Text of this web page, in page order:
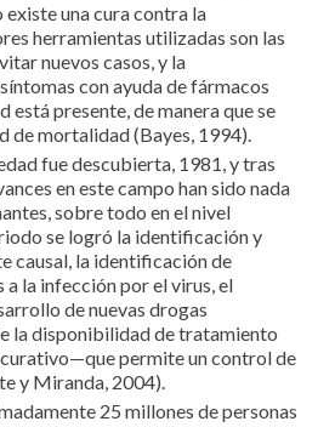
existe una cura contra la
herramientas utilizadas son las
nuevos casos, y la
con ayuda de fármacos
está presente, de manera que se
de mortalidad (Bayes, 1994).
fue descubierta, 1981, y tras
en este campo han sido nada
sobre todo en el nivel
se logró la identificación y
causal, la identificación de
la infección por el virus, el
de nuevas drogas
la disponibilidad de tratamiento
permite un control de
y Miranda, 2004).
25 millones de personas